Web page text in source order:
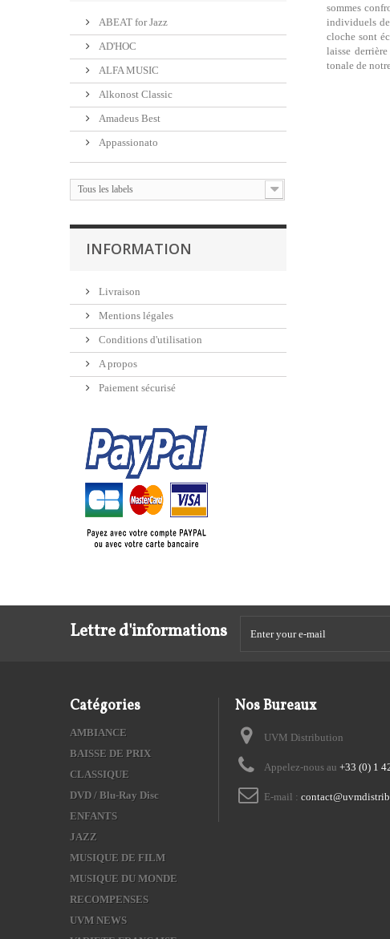
ABEAT for Jazz
AD'HOC
ALFA MUSIC
Alkonost Classic
Amadeus Best
Appassionato
Tous les labels
INFORMATION
Livraison
Mentions légales
Conditions d'utilisation
A propos
Paiement sécurisé
sommes
individuels
cloche sont
laisse
tonale de
Lettre d'informations
Catégories
AMBIANCE
BAISSE DE PRIX
CLASSIQUE
DVD / Blu-Ray Disc
ENFANTS
JAZZ
MUSIQUE DE FILM
MUSIQUE DU MONDE
RECOMPENSES
UVM NEWS
Nos Bureaux
UVM Distribution
Appelez-nous au +33 (0) 1
E-mail :